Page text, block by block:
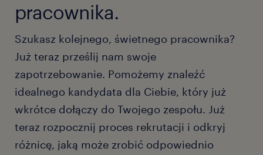
pracownika.
Szukasz kolejnego, świetnego pracownika?
Już teraz prześlij nam swoje
zapotrzebowanie. Pomożemy znaleźć
idealnego kandydata dla Ciebie, który już
wkrótce dołączy do Twojego zespołu. Już
teraz rozpocznij proces rekrutacji i odkryj
różnicę, jaką może zrobić odpowiednio